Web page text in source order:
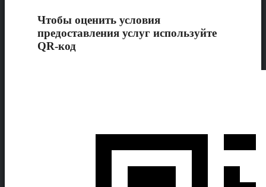
Чтобы оценить условия
предоставления услуг используйте
QR-код